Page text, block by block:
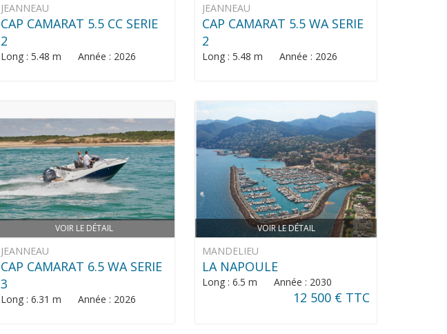
JEANNEAU
CAP CAMARAT 5.5 CC SERIE
2
Long : 5.48 m Année : 2026
JEANNEAU
CAP CAMARAT 5.5 WA SERIE
2
Long : 5.48 m Année : 2026
VOIR LE DÉTAIL
JEANNEAU
CAP CAMARAT 6.5 WA SERIE
3
Long : 6.31 m Année : 2026
VOIR LE DÉTAIL
MANDELIEU
LA NAPOULE
Long : 6.5 m Année : 2030
12 500 € TTC